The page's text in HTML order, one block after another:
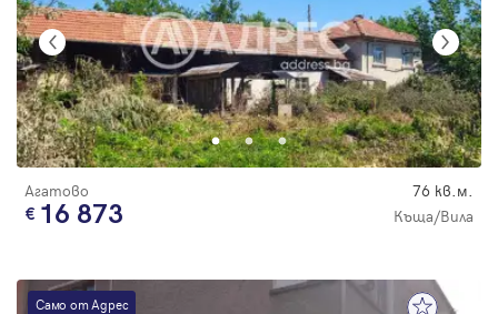
Агатово 76 кв.м.
16 873 Къща/Вила
Само от Адрес